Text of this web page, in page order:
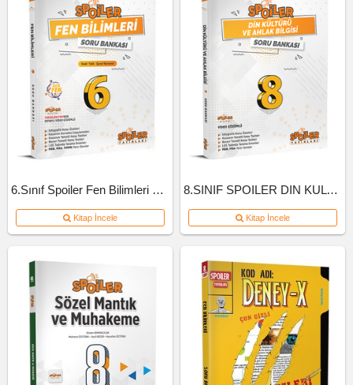
6.Sınıf Spoiler Fen Bilimleri Soru Bankası
Kitap İncele
8.SINIF SPOILER DIN KULTURU SB
Kitap İncele